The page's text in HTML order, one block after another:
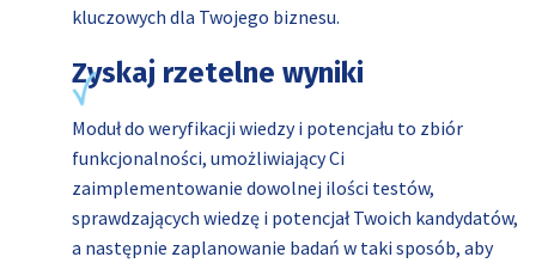
kluczowych dla Twojego biznesu.
Zyskaj rzetelne wyniki
Moduł do weryfikacji wiedzy i potencjału to zbiór
funkcjonalności, umożliwiający Ci
zaimplementowanie dowolnej ilości testów,
sprawdzających wiedzę i potencjał Twoich kandydatów,
a następnie zaplanowanie badań w taki sposób, aby